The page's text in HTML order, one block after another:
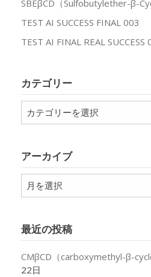
SBEβCD（Sulfobutylether-β-
TEST AI SUCCESS FINAL 003
TEST AI FINAL REAL SUCCESS
カテゴリー
テ
ー
アーカイブ
ア
ー
ブ
最近の投稿
CMβCD（carboxymethyl-β-
22日